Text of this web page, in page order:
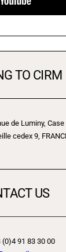
TO CIRM
de Luminy, Case
cedex 9,
US
(0)4 91 83 30 00